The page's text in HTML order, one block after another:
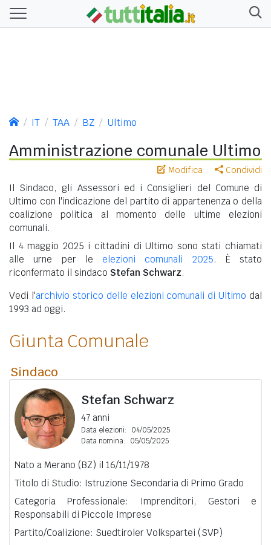
IT TAA BZ Ultimo
Amministrazione comunale Ultimo
Modifica Condividi
Il Sindaco, gli Assessori ed i Consiglieri del Comune di
Ultimo con l'indicazione del partito di appartenenza o della
coalizione politica al momento delle ultime elezioni
comunali.
Il 4 maggio 2025 i cittadini di Ultimo sono stati chiamati
alle urne per le elezioni comunali 2025. È stato
riconfermato il sindaco Stefan Schwarz.
Vedi l'archivio storico delle elezioni comunali di Ultimo dal
1993 ad oggi.
Giunta Comunale
Sindaco
Stefan Schwarz
47 anni
Data elezioni:
04/05/2025
Data nomina:
05/05/2025
Nato a Merano (BZ) il 16/11/1978
Titolo di Studio: Istruzione Secondaria di Primo Grado
Categoria Professionale: Imprenditori, Gestori e
Responsabili di Piccole Imprese
Partito/Coalizione: Suedtiroler Volkspartei (SVP)